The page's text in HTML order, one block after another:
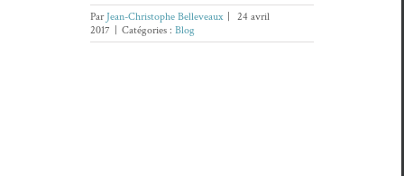
Par Jean-Christophe Belleveaux
24 avril
2017
Catégories : Blog